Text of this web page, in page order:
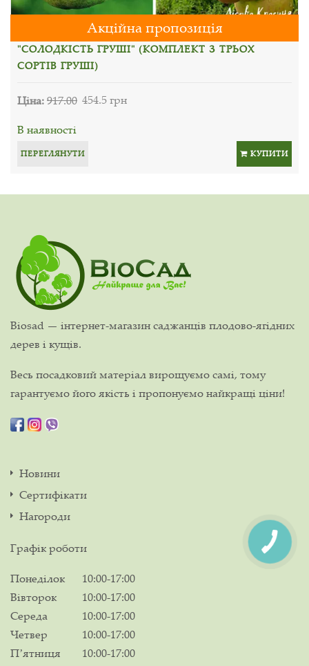
Акційна пропозиція
"СОЛОДКІСТЬ ГРУШІ" (КОМПЛЕКТ З ТРЬОХ
СОРТІВ ГРУШІ)
Ціна:917.00 454.5 грн
В наявності
ПЕРЕГЛЯНУТИ КУПИТИ
Biosad — інтернет-магазин саджанців плодово-ягідних
дерев і кущів.
Весь посадковий матеріал вирощуємо самі, тому
гарантуємо його якість і пропонуємо найкращі ціни!
Новини
Сертифікати
Нагороди
Графік роботи
Понеділок
10:00-17:00
Вівторок
10:00-17:00
Середа
10:00-17:00
Четвер
10:00-17:00
Пʼятниця
10:00-17:00